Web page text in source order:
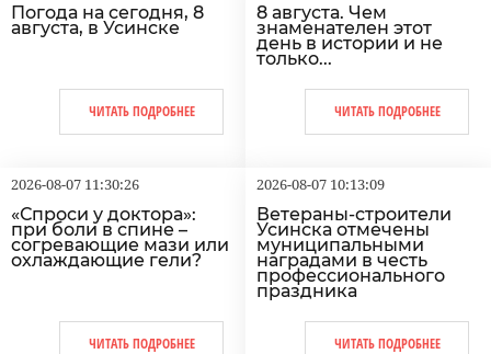
Погода на сегодня, 8
августа, в Усинске
ЧИТАТЬ ПОДРОБНЕЕ
8 августа. Чем
знаменателен этот
день в истории и не
только...
ЧИТАТЬ ПОДРОБНЕЕ
2026-08-07 11:30:26
«Спроси у доктора»:
при боли в спине –
согревающие мази или
охлаждающие гели?
ЧИТАТЬ ПОДРОБНЕЕ
2026-08-07 10:13:09
Ветераны-строители
Усинска отмечены
муниципальными
наградами в честь
профессионального
праздника
ЧИТАТЬ ПОДРОБНЕЕ